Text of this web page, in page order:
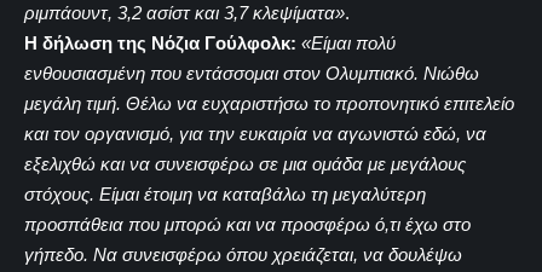
ριμπάουντ, 3,2 ασίστ και 3,7 κλεψίματα».
Η δήλωση της Νόζια Γούλφολκ: «Είμαι πολύ
ενθουσιασμένη που εντάσσομαι στον Ολυμπιακό. Νιώθω
μεγάλη τιμή. Θέλω να ευχαριστήσω το προπονητικό επιτελείο
και τον οργανισμό, για την ευκαιρία να αγωνιστώ εδώ, να
εξελιχθώ και να συνεισφέρω σε μια ομάδα με μεγάλους
στόχους. Είμαι έτοιμη να καταβάλω τη μεγαλύτερη
προσπάθεια που μπορώ και να προσφέρω ό,τι έχω στο
γήπεδο. Να συνεισφέρω όπου χρειάζεται, να δουλέψω